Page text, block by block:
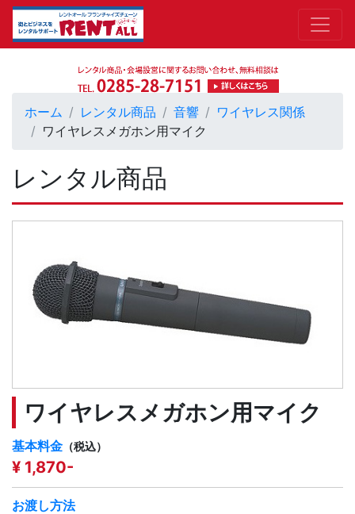
ホーム レンタル商品 音響
ワイヤレス関係
ワイヤレスメガホン用マイク
レンタル商品
ワイヤレスメガホン用マイク
基本料金 （税込）
¥ 1,870-
お渡し方法